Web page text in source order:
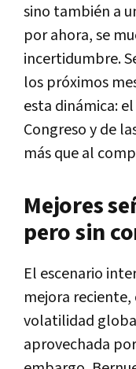
sino también a
por ahora, se
incertidumbre.
los próximos
esta dinámica:
Congreso y de
más que al
Mejores
pero sin
El escenario
mejora reciente,
volatilidad
aprovechada